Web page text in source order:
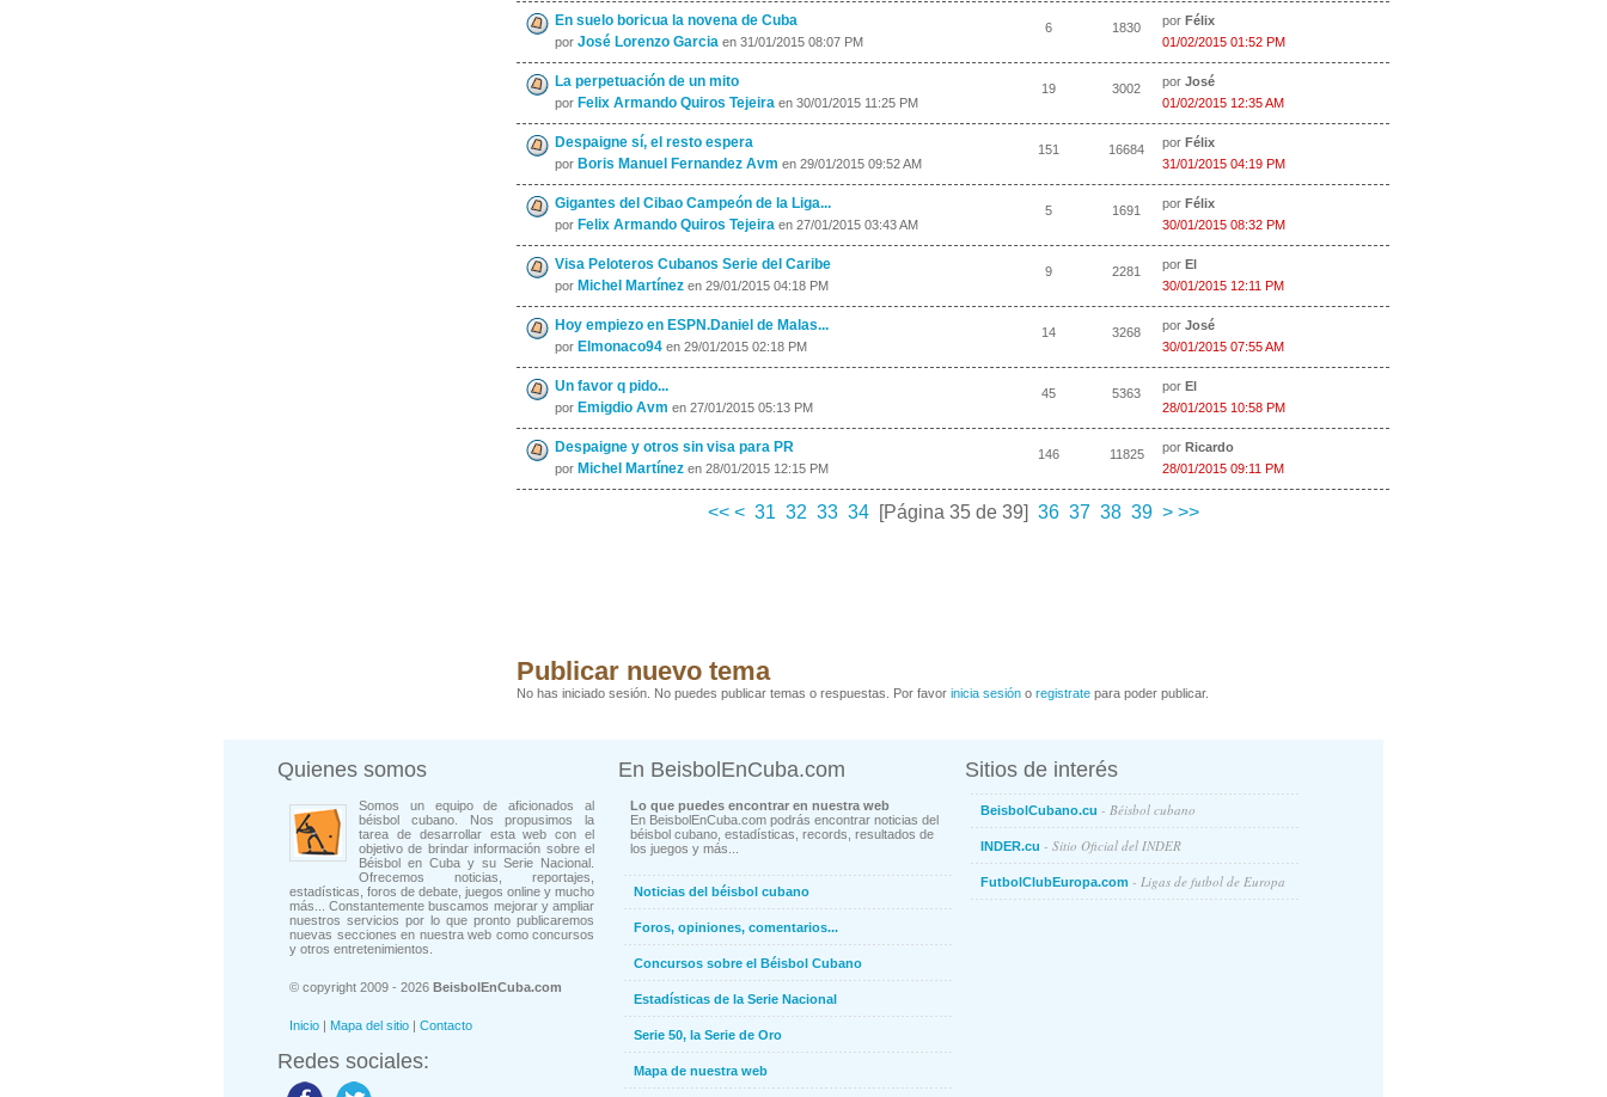
En suelo boricua la novena de Cuba
por José Lorenzo Garcia en 31/01/2015 08:07 PM
6 1830 por Félix
01/02/2015 01:52 PM
La perpetuación de un mito
por Felix Armando Quiros Tejeira en 30/01/2015 11:25 PM
19 3002 por José
01/02/2015 12:35 AM
Despaigne sí, el resto espera
por Boris Manuel Fernandez Avm en 29/01/2015 09:52 AM
151 16684 por Félix
31/01/2015 04:19 PM
Gigantes del Cibao Campeón de la Liga...
por Felix Armando Quiros Tejeira en 27/01/2015 03:43 AM
5 1691 por Félix
30/01/2015 08:32 PM
Visa Peloteros Cubanos Serie del Caribe
por Michel Martínez en 29/01/2015 04:18 PM
9 2281 por El
30/01/2015 12:11 PM
Hoy empiezo en ESPN.Daniel de Malas...
por Elmonaco94 en 29/01/2015 02:18 PM
14 3268 por José
30/01/2015 07:55 AM
Un favor q pido...
por Emigdio Avm en 27/01/2015 05:13 PM
45 5363 por El
28/01/2015 10:58 PM
Despaigne y otros sin visa para PR
por Michel Martínez en 28/01/2015 12:15 PM
146 11825 por Ricardo
28/01/2015 09:11 PM
<< < 31 32 33 34 [Página 35 de 39] 36 37 38 39 >>>
Publicar nuevo tema
No has iniciado sesión. No puedes publicar temas o respuestas. Por favor inicia sesión o registrate para poder publicar.
Quienes somos
Somos un equipo de aficionados al
béisbol cubano. Nos propusimos la
tarea de desarrollar esta web con el
objetivo de brindar información sobre el
Béisbol en Cuba y su Serie Nacional.
Ofrecemos noticias, reportajes,
estadísticas, foros de debate, juegos online y mucho
más... Constantemente buscamos mejorar y ampliar
nuestros servicios por lo que pronto publicaremos
nuevas secciones en nuestra web como concursos
y otros entretenimientos.
© copyright 2009 - 2026 BeisbolEnCuba.com
Inicio | Mapa del sitio | Contacto
Redes sociales:
En BeisbolEnCuba.com
Lo que puedes encontrar en nuestra web
En BeisbolEnCuba.com podrás encontrar noticias del
béisbol cubano, estadísticas, records, resultados de
los juegos y más...
Noticias del béisbol cubano
Foros, opiniones, comentarios...
Concursos sobre el Béisbol Cubano
Estadísticas de la Serie Nacional
Serie 50, la Serie de Oro
Mapa de nuestra web
Sitios de interés
BeisbolCubano.cu - Béisbol cubano
INDER.cu - Sitio Oficial del INDER
FutbolClubEuropa.com - Ligas de futbol de Europa